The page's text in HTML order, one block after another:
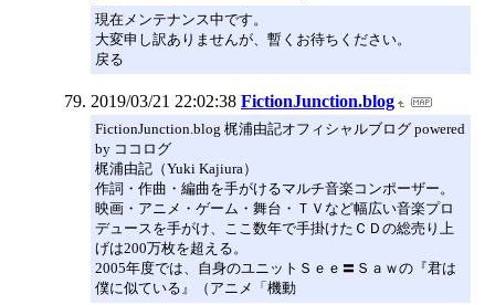
現在メンテナンス中です。
大変申し訳ありませんが、暫くお待ちください。
戻る
2019/03/21 22:02:38 FictionJunction.blog
FictionJunction.blog 梶浦由記オフィシャルブログ powered
by ココログ
梶浦由記（Yuki Kajiura）
作詞・作曲・編曲を手がけるマルチ音楽コンポーザー。
映画・アニメ・ゲーム・舞台・ＴＶなど幅広い音楽プロ
デュースを手がけ、ここ数年で手掛けたＣＤの総売り上
げは200万枚を超える。
2005年度では、自身のユニットＳｅｅ〓Ｓａｗの『君は
僕に似ている』（アニメ「機動